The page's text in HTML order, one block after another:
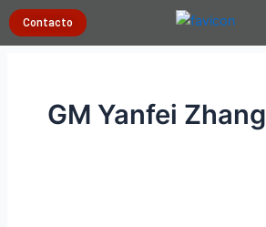
Contacto
GM Yanfei Zhang